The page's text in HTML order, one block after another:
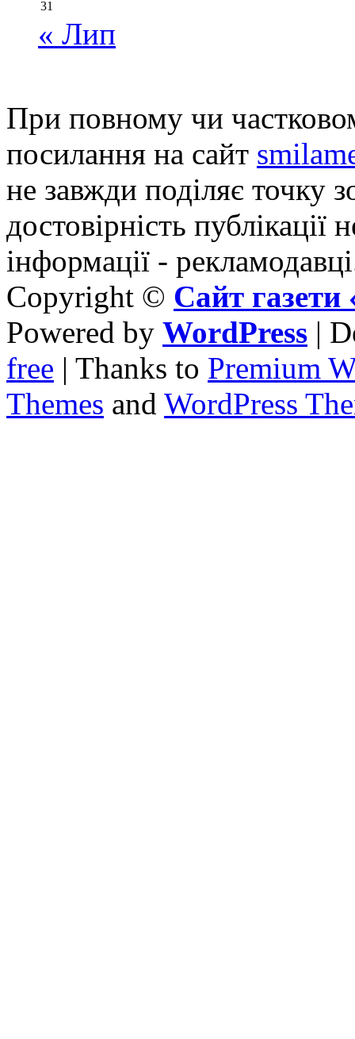
31
« Лип
При повному чи
посилання на сайт
не завжди поділяє точку
достовірність публікації
інформації -
Copyright © Сайт
Powered by WordPress |
free | Thanks to Premium
Themes and WordPress